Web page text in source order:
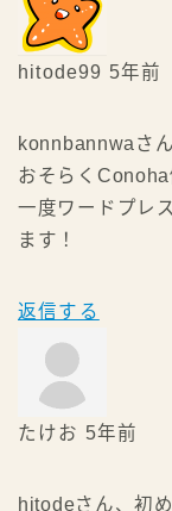
hitode99 5年前
konnbannwaさん
おそらく
一度ワードプレ
ます！
返信する
たけお 5年前
hitodeさん、初め